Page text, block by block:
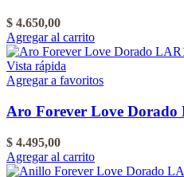
elegir
en
producto
$ 4.650,00
Agregar al carrito
Vista rápida
Agregar a favoritos
Aro Forever Love Dorado
$ 4.495,00
Agregar al carrito